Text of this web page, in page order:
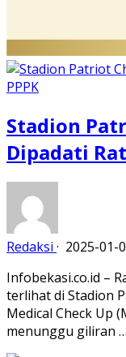
Stadion
Dipadati
Redaksi · 2025-01-
Infobekasi.co.id –
terlihat di Stadion
Medical Check Up
menunggu giliran …